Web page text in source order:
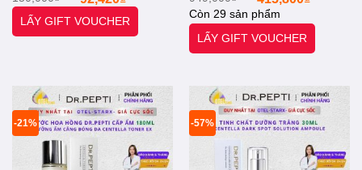
Peeling Gel [Otel-StarX- Chính
Hãng]
gốc
là:
150,000₫.
LẤY GIFT VOUCHER
Moist Soothing Gel Cream
[Otel-StarX- Chính Hãng]
gốc
là:
Còn 29 sản phẩm
LẤY GIFT VOUCHER
-21% -57%